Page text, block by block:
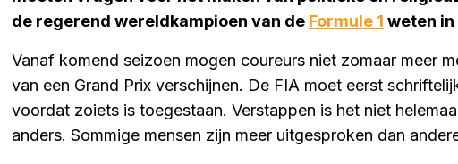
de regerend wereldkampioen van de Formule 1 weten
Vanaf komend seizoen mogen coureurs niet zomaar meer
van een Grand Prix verschijnen. De FIA moet eerst
voordat zoiets is toegestaan. Verstappen is het niet
anders. Sommige mensen zijn meer uitgesproken dan